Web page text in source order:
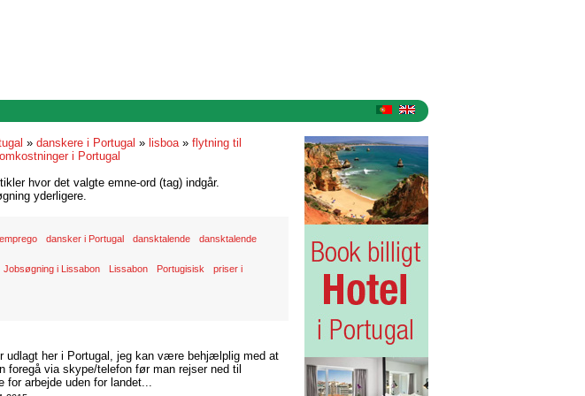
» danskere i Portugal » lisboa» flytning til
i Portugal
hvor det valgte emne-ord (tag) indgår.
yderligere.
dansker i Portugal dansktalende dansktalende
Jobsøgning i Lissabon Lissabon Portugisisk priser i
udlagt her i Portugal, jeg kan være behjælplig med at
via skype/telefon før man rejser ned til
for arbejde uden for landet...